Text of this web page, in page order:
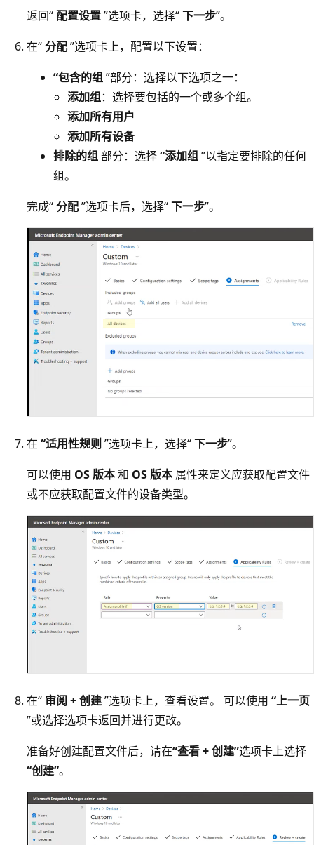
返回“ 配置设置”选项卡，选择“下一步”。
在“分配”选项卡上，配置以下设置：
“包含的组”部分：选择以下选项之一：
添加组：选择要包括的一个或多个组。
添加所有用户
添加所有设备
排除的组部分：选择“添加组”以指定要排除的任何
组。
完成“分配”选项卡后，选择“下一步”。
在 “适用性规则 ”选项卡上，选择“下一步”。
可以使用 OS 版本和 OS 版本属性来定义应获取配置文件
或不应获取配置文件的设备类型。
在“ 审阅 + 创建”选项卡上，查看设置。 可以使用 “上一页
”或选择选项卡返回并进行更改。
准备好创建配置文件后，请在“查看 + 创建”选项卡上选择
“创建”。